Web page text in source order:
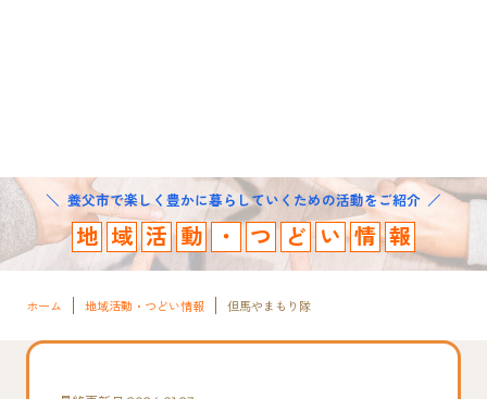
養父市で楽しく豊かに暮らしていくための活動をご紹介
地 域 活 動 ・ つ ど い 情 報
ホーム 地域活動・つどい情報 但馬やまもり隊